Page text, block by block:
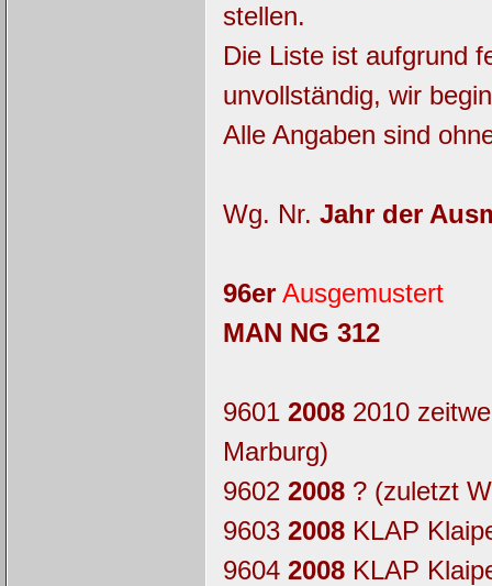
stellen.
Die Liste ist aufgrund
unvollständig, wir
Alle Angaben sind
Wg. Nr. Jahr der
96er Ausgemustert
MAN NG 312
9601 20082010
Marburg)
9602 2008? (zuletzt
9603 2008KLAP
9604 2008KLAP